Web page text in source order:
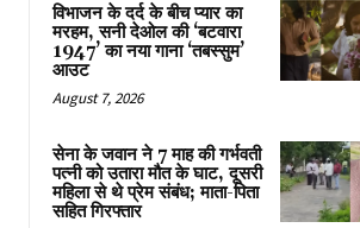
विभाजन के दर्द के बीच प्यार का
मरहम, सनी देओल की ‘बटवारा
1947’ का नया गाना ‘तबस्सुम’
आउट
August 7, 2026
सेना के जवान ने 7 माह की गर्भवती
पत्नी को उतारा मौत के घाट, दूसरी
महिला से थे प्रेम संबंध; माता-पिता
सहित गिरफ्तार